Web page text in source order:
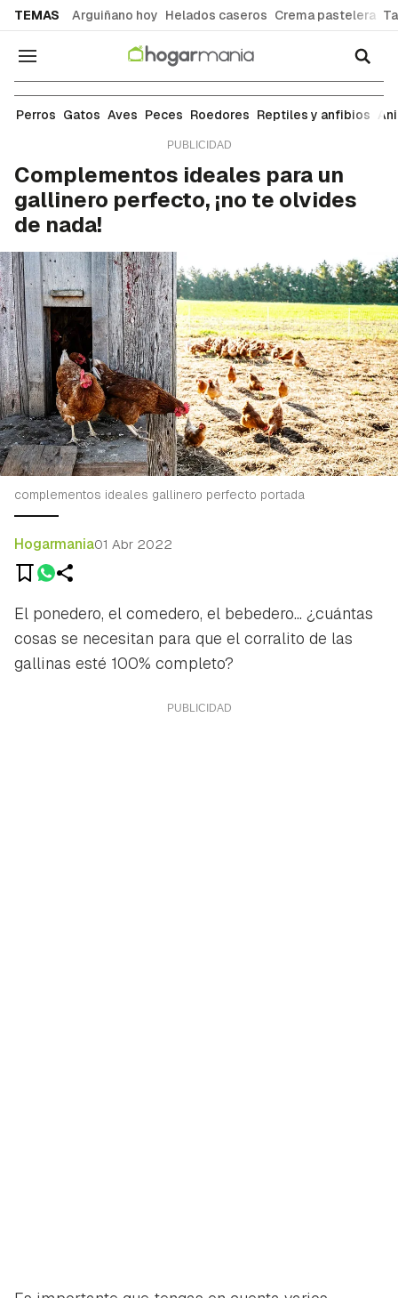
TEMAS Arguiñano hoy Helados caseros Crema pastelera
Navegación
Aves
Perros Gatos Aves Peces Roedores Reptiles y anfibios
Complementos ideales para un
gallinero perfecto, ¡no te olvides
de nada!
complementos ideales gallinero perfecto portada
Hogarmania01 Abr 2022
El ponedero, el comedero, el bebedero... ¿cuántas
cosas se necesitan para que el corralito de las
gallinas esté 100% completo?